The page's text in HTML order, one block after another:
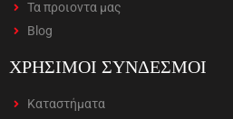
Τα προιοντα μας
Blog
ΧΡΗΣΙΜΟΙ ΣΥΝΔΕΣΜΟΙ
Καταστήματα